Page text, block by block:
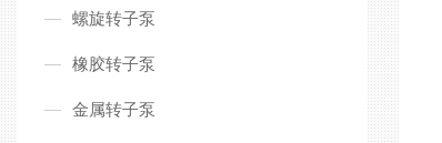
螺旋转子泵
橡胶转子泵
金属转子泵